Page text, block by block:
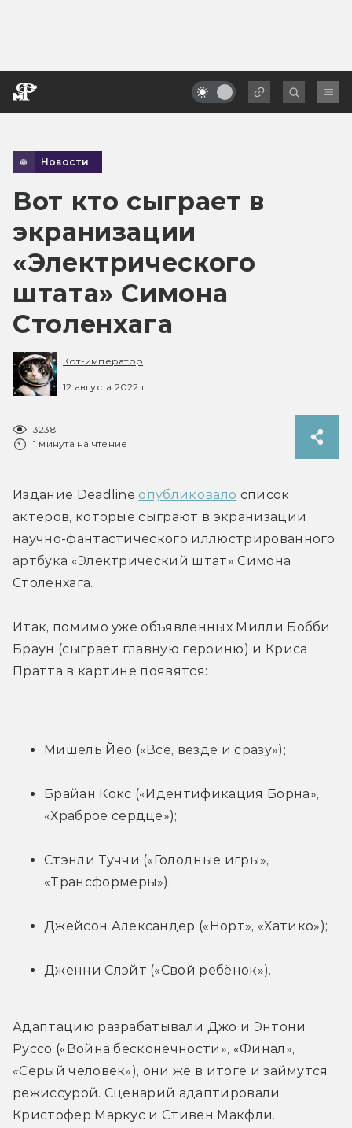
Новости
Вот кто сыграет в
экранизации
«Электрического
штата» Симона
Столенхага
Кот-император
12 августа 2022 г.
3238
1 минута на чтение
Издание Deadline опубликовало список
актёров, которые сыграют в экранизации
научно-фантастического иллюстрированного
артбука «Электрический штат» Симона
Столенхага.
Итак, помимо уже объявленных Милли Бобби
Браун (сыграет главную героиню) и Криса
Пратта в картине появятся:
Мишель Йео («Всё, везде и сразу»);
Брайан Кокс («Идентификация Борна»,
«Храброе сердце»);
Стэнли Туччи («Голодные игры»,
«Трансформеры»);
Джейсон Александер («Норт», «Хатико»);
Дженни Слэйт («Свой ребёнок»).
Адаптацию разрабатывали Джо и Энтони
Руссо («Война бесконечности», «Финал»,
«Серый человек»), они же в итоге и займутся
режиссурой. Сценарий адаптировали
Кристофер Маркус и Стивен Макфли.